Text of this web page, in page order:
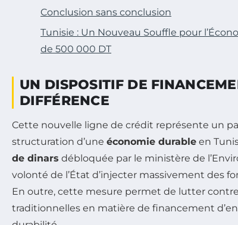
Conclusion sans conclusion
Tunisie : Un Nouveau Souffle pour
de 500 000 DT
UN DISPOSITIF DE
DIFFÉRENCE
Cette nouvelle ligne de crédit représente un
structuration d’une économie durable en
de dinars débloquée par le ministère de
volonté de l’État d’injecter massivement des
En outre, cette mesure permet de lutter
traditionnelles en matière de financement